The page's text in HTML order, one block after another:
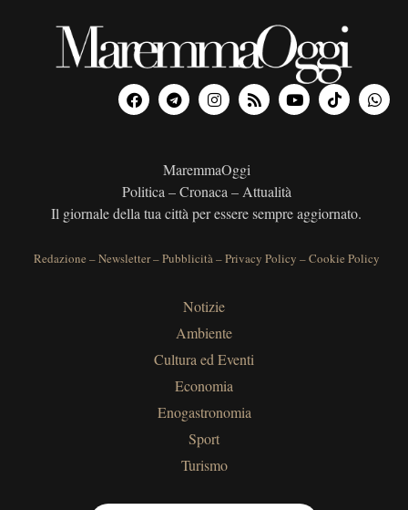
MaremmaOggi
Politica – Cronaca – Attualità
Il giornale della tua città per essere sempre aggiornato.
Redazione –Newsletter–Pubblicità–Privacy Policy –Cookie Policy
Notizie
Ambiente
Cultura ed Eventi
Economia
Enogastronomia
Sport
Turismo